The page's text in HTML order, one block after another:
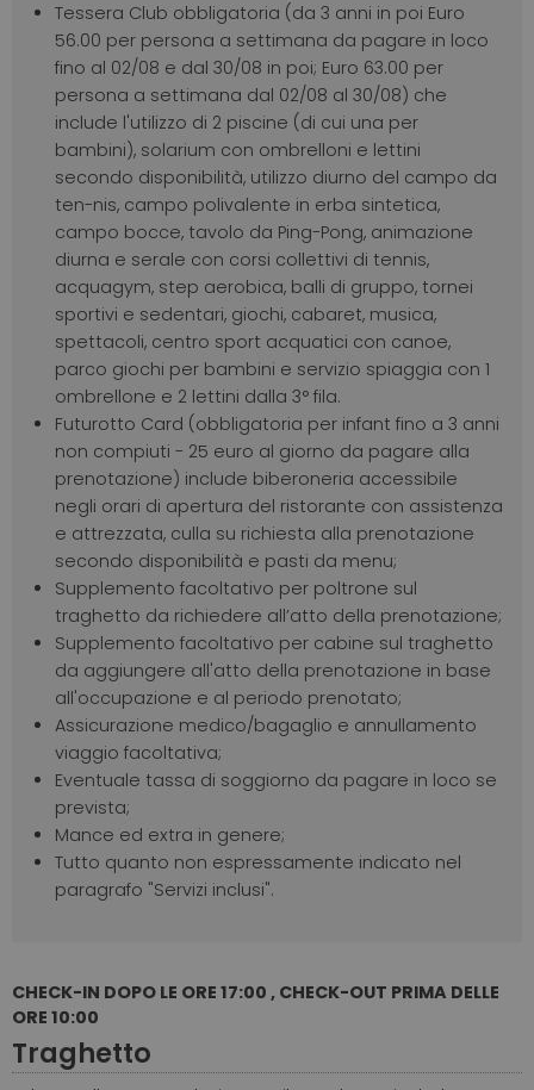
Tessera Club obbligatoria (da 3 anni in poi Euro
56.00 per persona a settimana da pagare in loco
fino al 02/08 e dal 30/08 in poi; Euro 63.00 per
persona a settimana dal 02/08 al 30/08) che
include l'utilizzo di 2 piscine (di cui una per
bambini), solarium con ombrelloni e lettini
secondo disponibilità, utilizzo diurno del campo da
ten-nis, campo polivalente in erba sintetica,
campo bocce, tavolo da Ping-Pong, animazione
diurna e serale con corsi collettivi di tennis,
acquagym, step aerobica, balli di gruppo, tornei
sportivi e sedentari, giochi, cabaret, musica,
spettacoli, centro sport acquatici con canoe,
parco giochi per bambini e servizio spiaggia con 1
ombrellone e 2 lettini dalla 3° fila.
Futurotto Card (obbligatoria per infant fino a 3 anni
non compiuti - 25 euro al giorno da pagare alla
prenotazione) include biberoneria accessibile
negli orari di apertura del ristorante con assistenza
e attrezzata, culla su richiesta alla prenotazione
secondo disponibilità e pasti da menu;
Supplemento facoltativo per poltrone sul
traghetto da richiedere all’atto della prenotazione;
Supplemento facoltativo per cabine sul traghetto
da aggiungere all'atto della prenotazione in base
all'occupazione e al periodo prenotato;
Assicurazione medico/bagaglio e annullamento
viaggio facoltativa;
Eventuale tassa di soggiorno da pagare in loco se
prevista;
Mance ed extra in genere;
Tutto quanto non espressamente indicato nel
paragrafo "Servizi inclusi".
CHECK-IN DOPO LE ORE 17:00 , CHECK-OUT PRIMA DELLE
ORE 10:00
Traghetto